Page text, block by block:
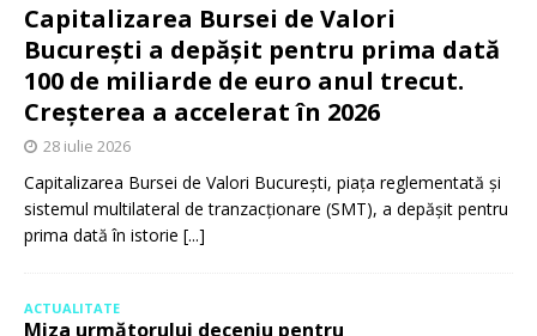
Capitalizarea Bursei de Valori
București a depășit pentru prima dată
100 de miliarde de euro anul trecut.
Creșterea a accelerat în 2026
28 iulie 2026
Capitalizarea Bursei de Valori București, piața reglementată și
sistemul multilateral de tranzacționare (SMT), a depășit pentru
prima dată în istorie [...]
ACTUALITATE
Miza următorului deceniu pentru